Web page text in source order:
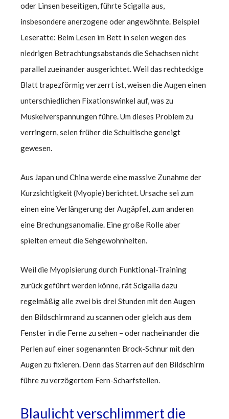
oder Linsen beseitigen, führte Scigalla aus,
insbesondere anerzogene oder angewöhnte. Beispiel
Leseratte: Beim Lesen im Bett in seien wegen des
niedrigen Betrachtungsabstands die Sehachsen nicht
parallel zueinander ausgerichtet. Weil das rechteckige
Blatt trapezförmig verzerrt ist, weisen die Augen einen
unterschiedlichen Fixationswinkel auf, was zu
Muskelverspannungen führe. Um dieses Problem zu
verringern, seien früher die Schultische geneigt
gewesen.
Aus Japan und China werde eine massive Zunahme der
Kurzsichtigkeit (Myopie) berichtet. Ursache sei zum
einen eine Verlängerung der Augäpfel, zum anderen
eine Brechungsanomalie. Eine große Rolle aber
spielten erneut die Sehgewohnheiten.
Weil die Myopisierung durch Funktional-Training
zurück geführt werden könne, rät Scigalla dazu
regelmäßig alle zwei bis drei Stunden mit den Augen
den Bildschirmrand zu scannen oder gleich aus dem
Fenster in die Ferne zu sehen – oder nacheinander die
Perlen auf einer sogenannten Brock-Schnur mit den
Augen zu fixieren. Denn das Starren auf den Bildschirm
führe zu verzögertem Fern-Scharfstellen.
Blaulicht verschlimmert die